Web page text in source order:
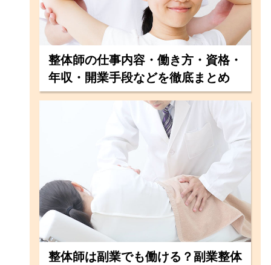
整体師の仕事内容・働き方・資格・
年収・開業手段などを徹底まとめ
整体師は副業でも働ける？副業整体